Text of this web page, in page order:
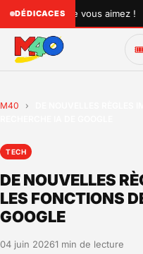
DÉDICACESque vous aimez ! •
M40 ›
TECH
DE NOUVELLES
LES FONCTIONS
GOOGLE
04 juin 20261 min de lecture